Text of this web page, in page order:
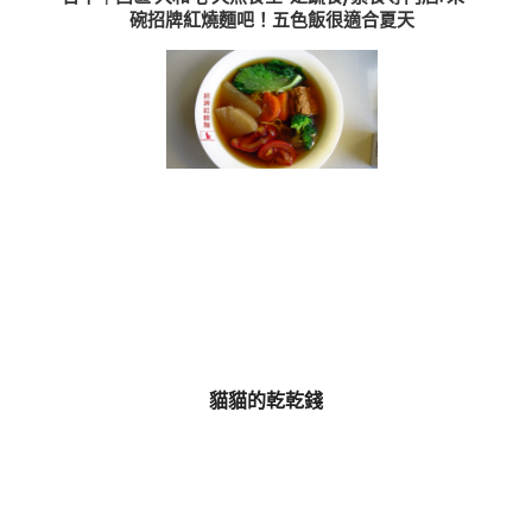
碗招牌紅燒麵吧！五色飯很適合夏天
貓貓的乾乾錢